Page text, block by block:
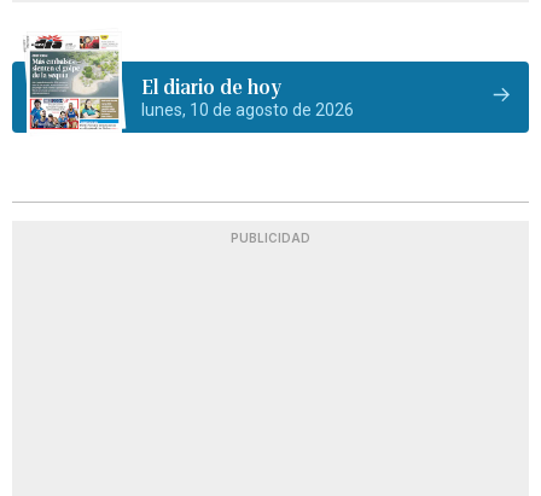
El diario de hoy
lunes, 10 de agosto de 2026
PUBLICIDAD